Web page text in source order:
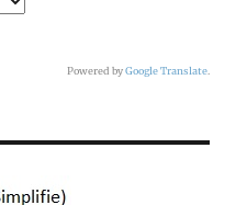
Powered byGoogle Translate.